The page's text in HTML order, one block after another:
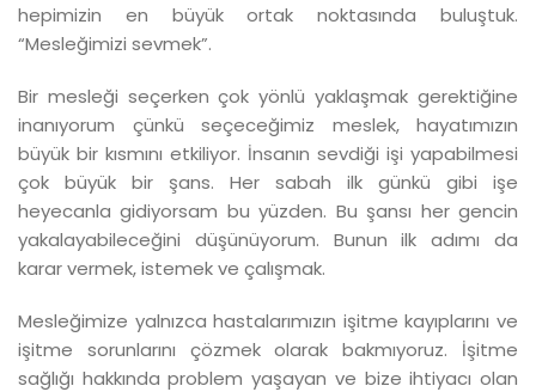
hepimizin en büyük ortak noktasında buluştuk.
“Mesleğimizi sevmek”.
Bir mesleği seçerken çok yönlü yaklaşmak gerektiğine
inanıyorum çünkü seçeceğimiz meslek, hayatımızın
büyük bir kısmını etkiliyor. İnsanın sevdiği işi yapabilmesi
çok büyük bir şans. Her sabah ilk günkü gibi işe
heyecanla gidiyorsam bu yüzden. Bu şansı her gencin
yakalayabileceğini düşünüyorum. Bunun ilk adımı da
karar vermek, istemek ve çalışmak.
Mesleğimize yalnızca hastalarımızın işitme kayıplarını ve
işitme sorunlarını çözmek olarak bakmıyoruz. İşitme
sağlığı hakkında problem yaşayan ve bize ihtiyacı olan